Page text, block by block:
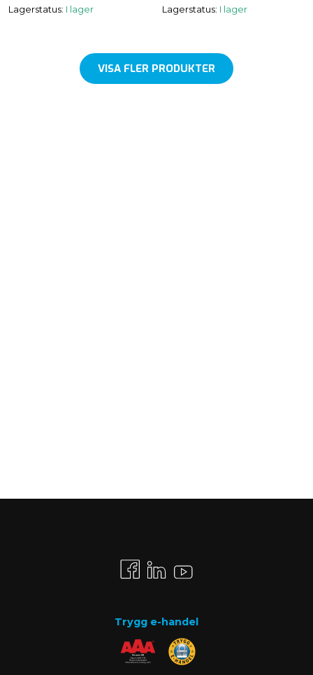
Lagerstatus: I lager
Lagerstatus: I lager
VISA FLER PRODUKTER
Trygg e-handel